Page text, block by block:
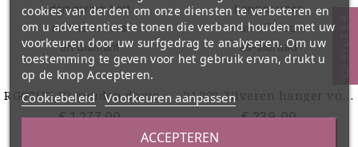
RG071Y14D gouden damesring hart met as in hars en diamant
€ 1.277,00
RL009 Zilveren hanger voor man of vrouw as-sieraad
€ 239,00
cookies van derden om onze diensten te verbeteren en
om u advertenties te tonen die verband houden met uw
voorkeuren door uw surfgedrag te analyseren. Om uw
toestemming te geven voor het gebruik ervan, drukt u
op de knop Accepteren.
Cookiebeleid Voorkeuren aanpassen
ACCEPTEREN